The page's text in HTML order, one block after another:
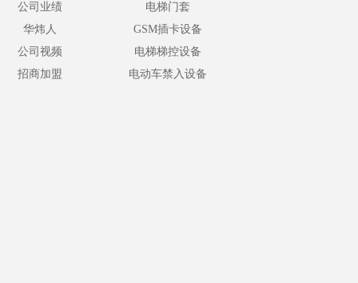
公司业绩
华炜人
公司视频
招商加盟
电梯门套
GSM插卡设备
电梯梯控设备
电动车禁入设备